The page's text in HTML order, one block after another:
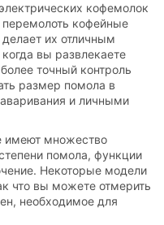
кофемолок
перемолоть кофейные
их отличным
вы развлекаете
точный контроль
размер помола в
и личными
имеют множество
помола, функции
Некоторые модели
что вы можете отмерить
необходимое для